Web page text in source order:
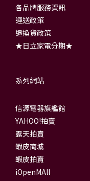
各品牌服務資訊
運送政策
退換貨政策
★日立家電分期★
系列網站
信源電器旗艦館
YAHOO!拍賣
露天拍賣
蝦皮商城
蝦皮拍賣
iOpenMAll